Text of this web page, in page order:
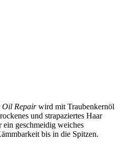
Oil Repairwird mit Traubenkernöl
und strapaziertes Haar
geschmeidig weiches
bis in die Spitzen.